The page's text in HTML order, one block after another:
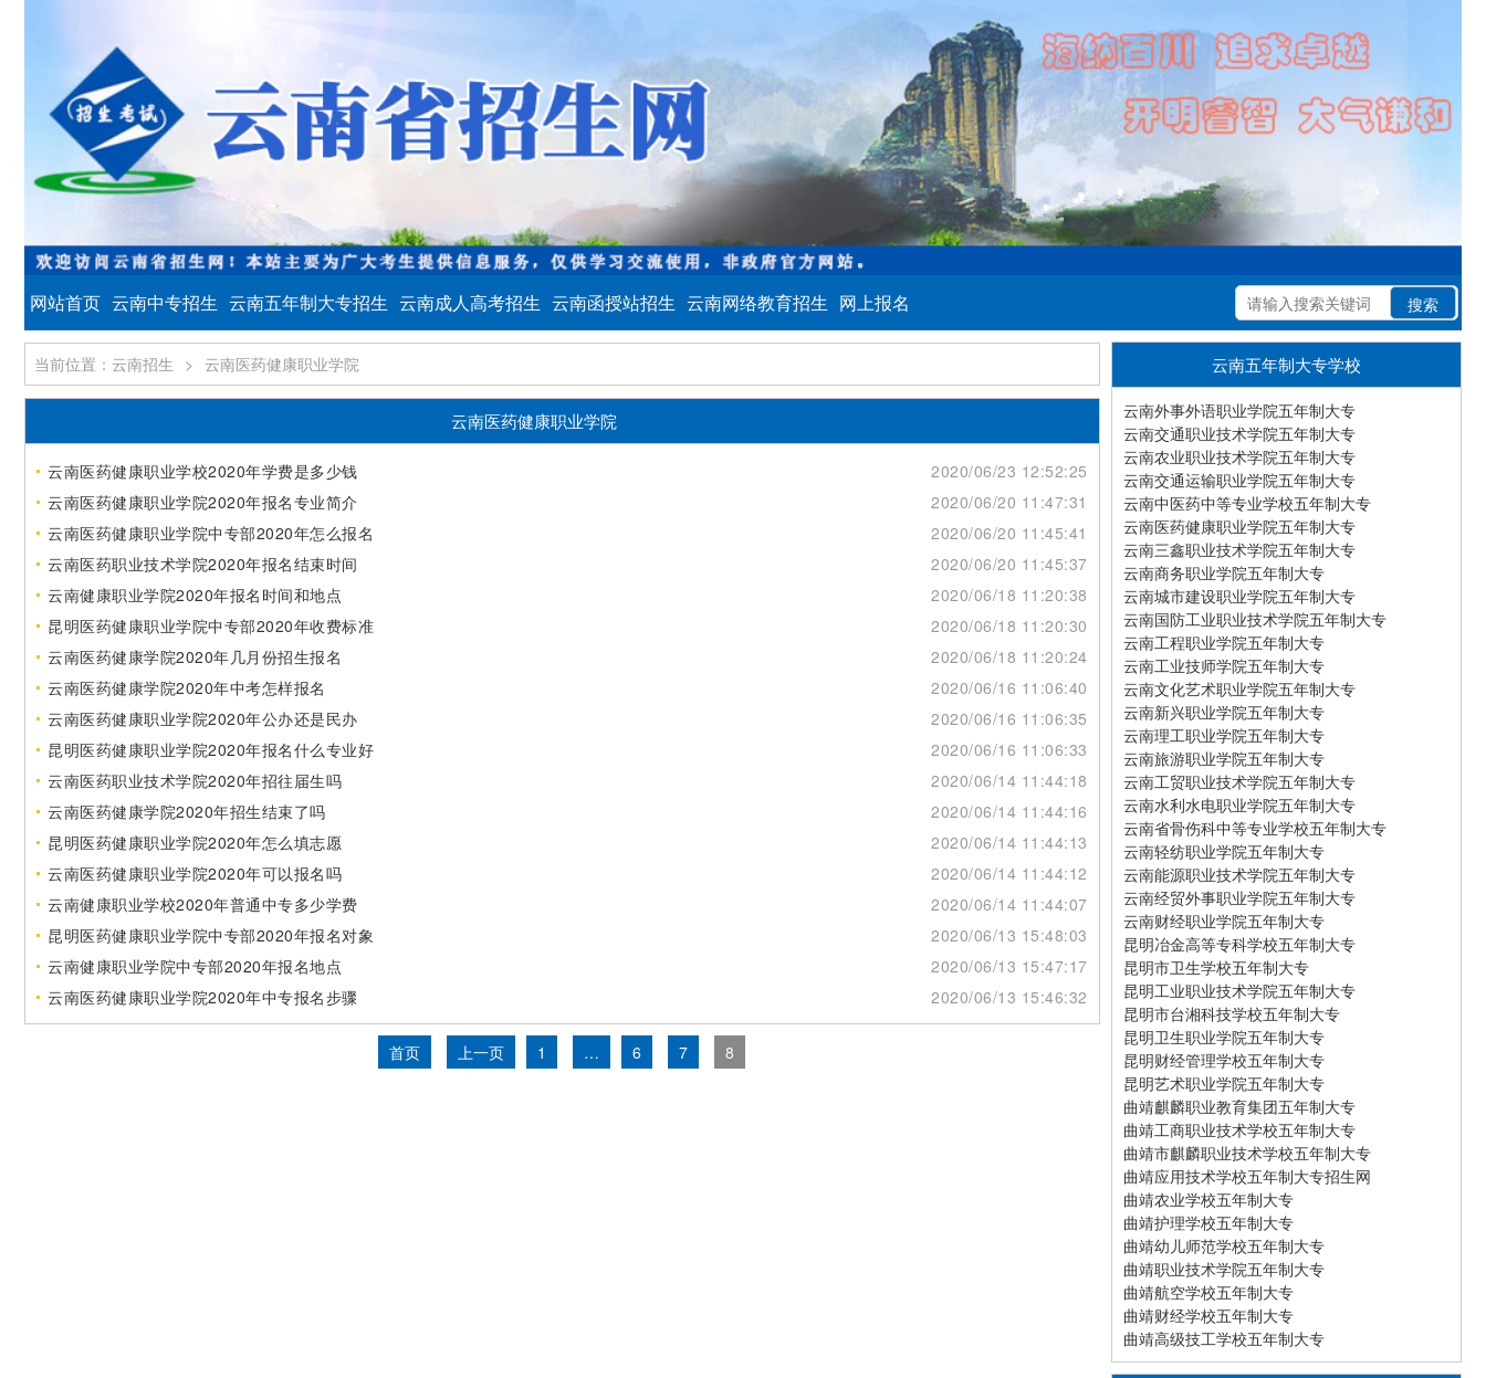
网站首页 云南中专招生 云南五年制大专招生 云南成人高考招生 云南函授站招生 云南网络教育招生 网上报名
当前位置：云南招生 > 云南医药健康职业学院
云南医药健康职业学院
云南医药健康职业学校2020年学费是多少钱
2020/06/23 12:52:25
云南医药健康职业学院2020年报名专业简介
2020/06/20 11:47:31
云南医药健康职业学院中专部2020年怎么报名
2020/06/20 11:45:41
云南医药职业技术学院2020年报名结束时间
2020/06/20 11:45:37
云南健康职业学院2020年报名时间和地点
2020/06/18 11:20:38
昆明医药健康职业学院中专部2020年收费标准
2020/06/18 11:20:30
云南医药健康学院2020年几月份招生报名
2020/06/18 11:20:24
云南医药健康学院2020年中考怎样报名
2020/06/16 11:06:40
云南医药健康职业学院2020年公办还是民办
2020/06/16 11:06:35
昆明医药健康职业学院2020年报名什么专业好
2020/06/16 11:06:33
云南医药职业技术学院2020年招往届生吗
2020/06/14 11:44:18
云南医药健康学院2020年招生结束了吗
2020/06/14 11:44:16
昆明医药健康职业学院2020年怎么填志愿
2020/06/14 11:44:13
云南医药健康职业学院2020年可以报名吗
2020/06/14 11:44:12
云南健康职业学校2020年普通中专多少学费
2020/06/14 11:44:07
昆明医药健康职业学院中专部2020年报名对象
2020/06/13 15:48:03
云南健康职业学院中专部2020年报名地点
2020/06/13 15:47:17
云南医药健康职业学院2020年中专报名步骤
2020/06/13 15:46:32
首页 上一页 1 … 6 7 8
云南五年制大专学校
云南外事外语职业学院五年制大专
云南交通职业技术学院五年制大专
云南农业职业技术学院五年制大专
云南交通运输职业学院五年制大专
云南中医药中等专业学校五年制大专
云南医药健康职业学院五年制大专
云南三鑫职业技术学院五年制大专
云南商务职业学院五年制大专
云南城市建设职业学院五年制大专
云南国防工业职业技术学院五年制大专
云南工程职业学院五年制大专
云南工业技师学院五年制大专
云南文化艺术职业学院五年制大专
云南新兴职业学院五年制大专
云南理工职业学院五年制大专
云南旅游职业学院五年制大专
云南工贸职业技术学院五年制大专
云南水利水电职业学院五年制大专
云南省骨伤科中等专业学校五年制大专
云南轻纺职业学院五年制大专
云南能源职业技术学院五年制大专
云南经贸外事职业学院五年制大专
云南财经职业学院五年制大专
昆明冶金高等专科学校五年制大专
昆明市卫生学校五年制大专
昆明工业职业技术学院五年制大专
昆明市台湘科技学校五年制大专
昆明卫生职业学院五年制大专
昆明财经管理学校五年制大专
昆明艺术职业学院五年制大专
曲靖麒麟职业教育集团五年制大专
曲靖工商职业技术学校五年制大专
曲靖市麒麟职业技术学校五年制大专
曲靖应用技术学校五年制大专招生网
曲靖农业学校五年制大专
曲靖护理学校五年制大专
曲靖幼儿师范学校五年制大专
曲靖职业技术学院五年制大专
曲靖航空学校五年制大专
曲靖财经学校五年制大专
曲靖高级技工学校五年制大专